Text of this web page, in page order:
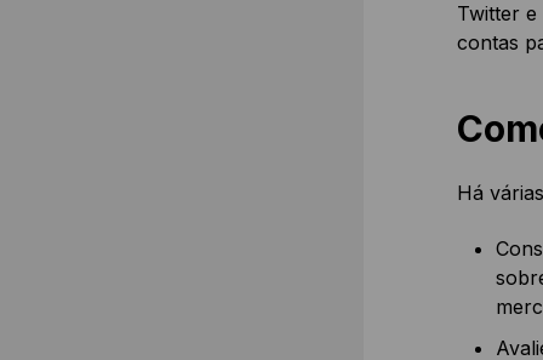
Twitter
contas
Há